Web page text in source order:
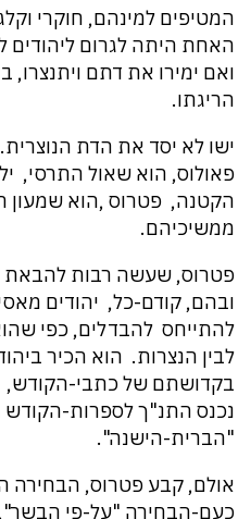
המטיפים למינהם, חוקרי
האחת היתה לגרום ליהודים
ואם ימירו את דתם
הריגתו.
ישו לא יסד את הדת
פאולוס, הוא שאול התרסי,
הקטנה, פטרוס ,הוא שמעון
ממשיכיהם.
פטרוס, שעשה רבות
ובהם, קודם-כל, יהודים
להתייחס להבדלים, כפי
לבין הנצרות. הוא הכיר
בקדושתם של כתבי-הקודש,
נכנס התנ"ך לספרות-הקודש
"הברית-הישנה".
אולם, קבע פטרוס, הבחירה
כעם-הבחירה "על-פי הבשר",